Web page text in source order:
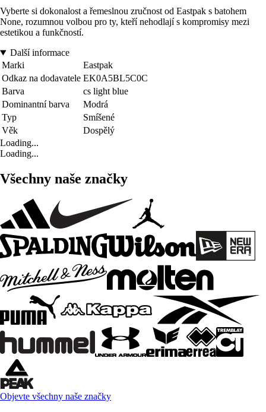
Vyberte si dokonalost a řemeslnou zručnost od Eastpak s batohem
None, rozumnou volbou pro ty, kteří nehodlají s kompromisy mezi
estetikou a funkčností.
Další informace
Marki
Eastpak
Odkaz na dodavatele EK0A5BL5C0C
Barva
cs light blue
Dominantní barva
Modrá
Typ
Smíšené
Věk
Dospělý
Loading...
Loading...
Všechny naše značky
Objevte všechny naše značky